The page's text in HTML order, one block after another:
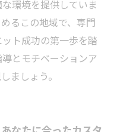
環境を提供していま
るこの地域で、専門
ト成功の第一歩を踏
とモチベーションア
ましょう。